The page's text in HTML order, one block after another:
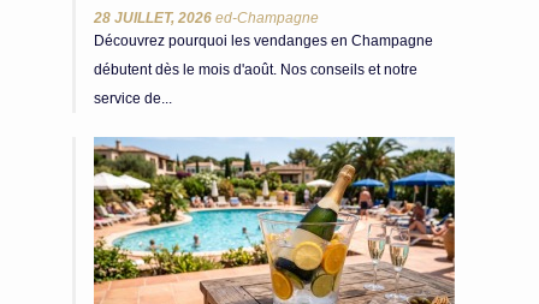
28 JUILLET, 2026 ed-Champagne
Découvrez pourquoi les vendanges en Champagne
débutent dès le mois d'août. Nos conseils et notre
service de...